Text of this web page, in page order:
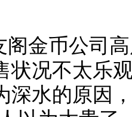
币公司高
状况不太乐
深水的原因